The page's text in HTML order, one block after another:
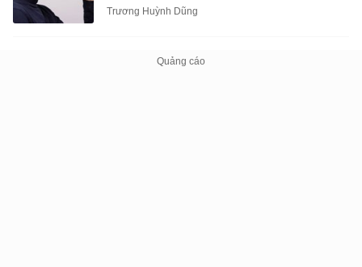
Trương Huỳnh Dũng